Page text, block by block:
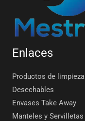
Enlaces
Productos de limpieza
Desechables
Envases Take Away
Manteles y Servilletas